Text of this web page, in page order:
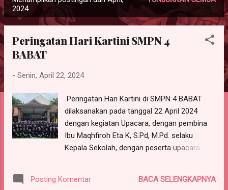
o
2024
Peringatan Hari Kartini SMPN 4
BABAT
- Senin, April 22, 2024
Peringatan Hari Kartini di SMPN 4 BABAT
dilaksanakan pada tanggal 22 April 2024
dengan kegiatan Upacara, dengan pembina
Ibu Maqhfiroh Eta K, S.Pd, M.Pd. selaku
Kepala Sekolah, dengan peserta upacara
yang mengenakan Baju Adat Kas Lamongan.
Posting Komentar BACA SELENGKAPNYA